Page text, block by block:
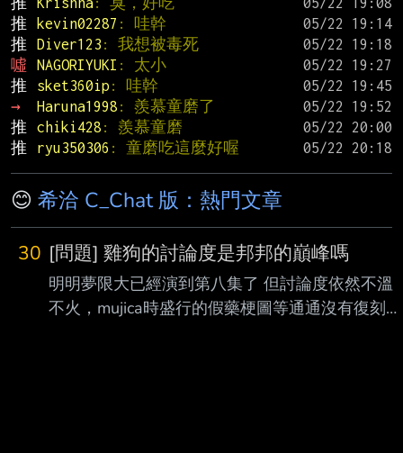
推
kevin02287 : 哇幹
推
Diver123 : 我想被毒死
噓
NAGORIYUKI : 太小
推
sket360ip : 哇幹
→
Haruna1998 : 羨慕童磨了
推
chiki428 : 羨慕童磨
推
ryu350306 : 童磨吃這麼好喔
😊 希洽 C_Chat 版：熱門文章
30 [問題] 雞狗的討論度是邦邦的巔峰嗎
明明夢限大已經演到第八集了 但討論度依然不溫
不火，mujica時盛行的假藥梗圖等通通沒有復刻的